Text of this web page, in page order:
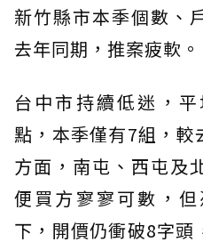
新竹縣市本季個數、
去年同期，推案疲軟。
台中市持續低迷，
點，本季僅有7組，
方面，南屯、西屯及
便買方寥寥可數，
下，開價仍衝破8字頭